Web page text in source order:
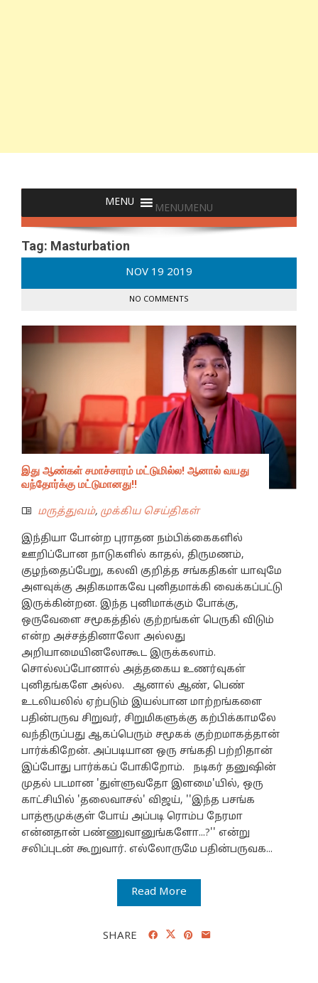
MENUMENU
Tag: Masturbation
NOV 19 2019
NO COMMENTS
இது ஆண்கள் சமாச்சாரம் மட்டுமில்ல! ஆனால் வயது
வந்தோர்க்கு மட்டுமானது!!
மருத்துவம், முக்கிய செய்திகள்
இந்தியா போன்ற புராதன நம்பிக்கைகளில்
ஊறிப்போன நாடுகளில் காதல், திருமணம்,
குழந்தைப்பேறு, கலவி குறித்த சங்கதிகள் யாவுமே
அளவுக்கு அதிகமாகவே புனிதமாக்கி வைக்கப்பட்டு
இருக்கின்றன. இந்த புனிமாக்கும் போக்கு,
ஒருவேளை சமூகத்தில் குற்றங்கள் பெருகி விடும்
என்ற அச்சத்தினாலோ அல்லது
அறியாமையினலோகூட இருக்கலாம்.
சொல்லப்போனால் அத்தகைய உணர்வுகள்
புனிதங்களே அல்ல. ஆனால் ஆண், பெண்
உடலியலில் ஏற்படும் இயல்பான மாற்றங்களை
பதின்பருவ சிறுவர், சிறுமிகளுக்கு கற்பிக்காமலே
வந்திருப்பது ஆகப்பெரும் சமூகக் குற்றமாகத்தான்
பார்க்கிறேன். அப்படியான ஒரு சங்கதி பற்றிதான்
இப்போது பார்க்கப் போகிறோம். நடிகர் தனுஷின்
முதல் படமான 'துள்ளுவதோ இளமை'யில், ஒரு
காட்சியில் 'தலைவாசல்' விஜய், ''இந்த பசங்க
பாத்ரூமுக்குள் போய் அப்படி ரொம்ப நேரமா
என்னதான் பண்ணுவானுங்களோ...?'' என்று
சலிப்புடன் கூறுவார். எல்லோருமே பதின்பருவக...
Read More
SHARE